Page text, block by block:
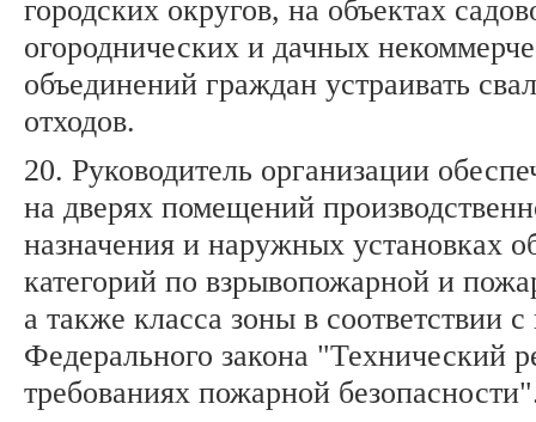
городских округов, на объектах
огороднических и дачных
объединений граждан устраивать
отходов.
20. Руководитель организации
на дверях помещений
назначения и наружных установках
категорий по взрывопожарной и
а также класса зоны в соответствии
Федерального закона "Технический
требованиях пожарной